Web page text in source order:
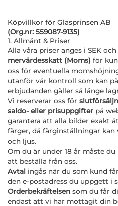
Köpvillkor för Glasprinsen AB
(Org.nr: 559087-9135)
1. Allmänt & Priser
Alla våra priser anges i SEK och
mervärdesskatt (Moms) för
oss för eventuella
utanför vår kontroll som kan
erbjudanden gäller så länge
Vi reserverar oss för
saldo- eller prisuppgifter på
garantera att alla bilder exakt
färger, då färginställningar kan
och ljus.
Om du är under 18 år måste
att beställa från oss.
Avtal ingås när du som kund
den e-postadress du uppgett i
Orderbekräftelsen som du får
endast att vi har mottagit din